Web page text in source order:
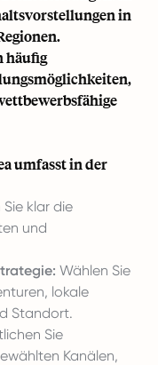
in
häufig
umfasst in der
Sie klar die
und
Wählen Sie
lokale
Standort.
Sie
Kanälen,